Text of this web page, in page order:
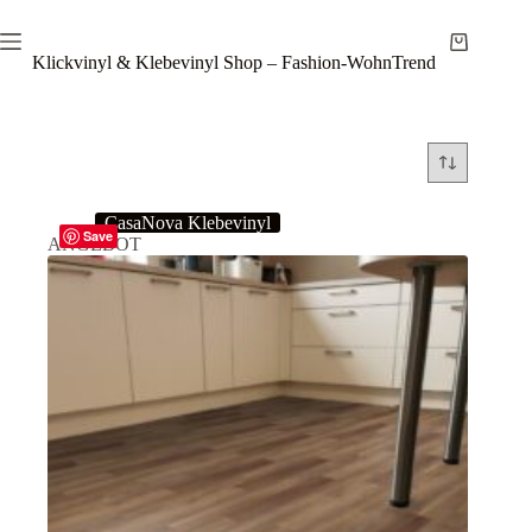
Inhalt
springenKlickvinyl & Klebevinyl Shop – Fashion-WohnTrend
Warenkorb
Save
CasaNova Klebevinyl
ANGEBOT